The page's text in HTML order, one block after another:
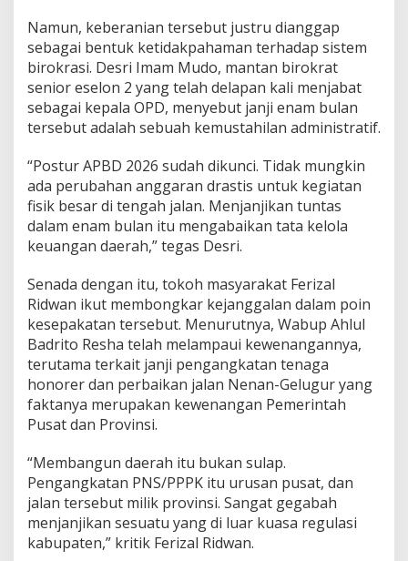
b
u
t
l
u
n
e
Namun, keberanian tersebut justru dianggap
sebagai bentuk ketidakpahaman terhadap sistem
birokrasi. Desri Imam Mudo, mantan birokrat
senior eselon 2 yang telah delapan kali menjabat
sebagai kepala OPD, menyebut janji enam bulan
tersebut adalah sebuah kemustahilan administratif.
“Postur APBD 2026 sudah dikunci. Tidak mungkin
ada perubahan anggaran drastis untuk kegiatan
fisik besar di tengah jalan. Menjanjikan tuntas
dalam enam bulan itu mengabaikan tata kelola
keuangan daerah,” tegas Desri.
Senada dengan itu, tokoh masyarakat Ferizal
Ridwan ikut membongkar kejanggalan dalam poin
kesepakatan tersebut. Menurutnya, Wabup Ahlul
Badrito Resha telah melampaui kewenangannya,
terutama terkait janji pengangkatan tenaga
honorer dan perbaikan jalan Nenan-Gelugur yang
faktanya merupakan kewenangan Pemerintah
Pusat dan Provinsi.
“Membangun daerah itu bukan sulap.
Pengangkatan PNS/PPPK itu urusan pusat, dan
jalan tersebut milik provinsi. Sangat gegabah
menjanjikan sesuatu yang di luar kuasa regulasi
kabupaten,” kritik Ferizal Ridwan.